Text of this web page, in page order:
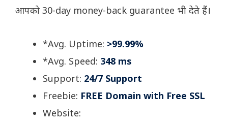
आपको 30-day money-back guarantee भी देते हैं।
*Avg. Uptime: >99.99%
*Avg. Speed: 348 ms
Support: 24/7 Support
Freebie: FREE Domain with Free SSL
Website: